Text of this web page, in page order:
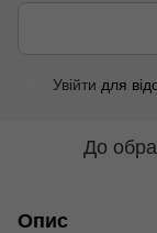
Увійти для
До
Опис